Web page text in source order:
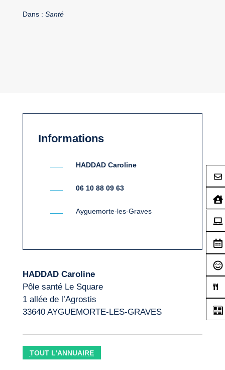
Dans : Santé
Informations
HADDAD Caroline
06 10 88 09 63
Ayguemorte-les-Graves
HADDAD Caroline
Pôle santé Le Square
1 allée de l’Agrostis
33640 AYGUEMORTE-LES-GRAVES
TOUT L'ANNUAIRE